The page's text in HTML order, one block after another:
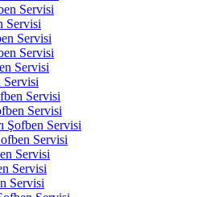
Servisi
Servisi
Servisi
Servisi
Servisi
Servisi
Servisi
Şofben Servisi
Servisi
Servisi
Servisi
Servisi